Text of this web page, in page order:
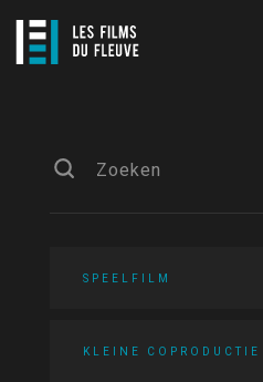
SPEELFILM
KLEINE COPRODUCTIE